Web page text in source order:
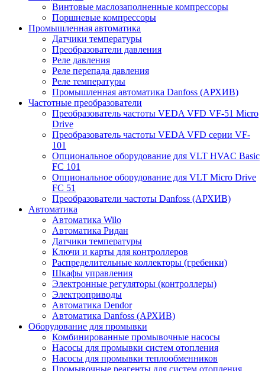
Винтовые маслозаполненные компрессоры
Поршневые компрессоры
Промышленная автоматика
Датчики температуры
Преобразователи давления
Реле давления
Реле перепада давления
Реле температуры
Промышленная автоматика Danfoss (АРХИВ)
Частотные преобразователи
Преобразователь частоты VEDA VFD VF-51 Micro
Drive
Преобразователь частоты VEDA VFD серии VF-
101
Опциональное оборудование для VLT HVAC Basic
FC 101
Опциональное оборудование для VLT Micro Drive
FC 51
Преобразователи частоты Danfoss (АРХИВ)
Автоматика
Автоматика Wilo
Автоматика Ридан
Датчики температуры
Ключи и карты для контроллеров
Распределительные коллекторы (гребенки)
Шкафы управления
Электронные регуляторы (контроллеры)
Электроприводы
Автоматика Dendor
Автоматика Danfoss (АРХИВ)
Оборудование для промывки
Комбинированные промывочные насосы
Насосы для промывки систем отопления
Насосы для промывки теплообменников
Промывочные реагенты для систем отопления